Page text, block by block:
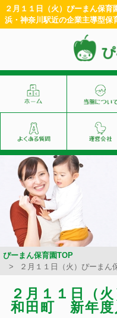
２月１１日（火）ぴーまん保
浜・神奈川駅近の企業主導型保
ぴーまん保育園TOP
２月１１日（火）ぴーま
２月１１日（
和田町 新年度